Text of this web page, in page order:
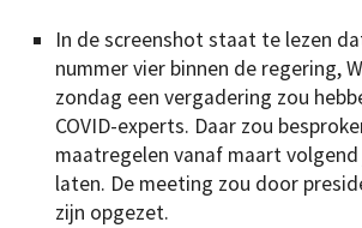
In de screenshot staat te lezen
nummer vier binnen de regering,
zondag een vergadering zou
COVID-experts. Daar zou
maatregelen vanaf maart
laten. De meeting zou door
zijn opgezet.